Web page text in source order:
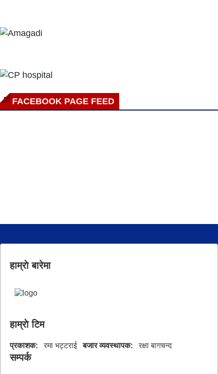
FACEBOOK PAGE FEED
हाम्राे बारेमा
हाम्राे टिम
प्रकाशक: रमा भट्टराई बजार व्यवस्थापक: रक्षा बागचन्द
सम्पर्क